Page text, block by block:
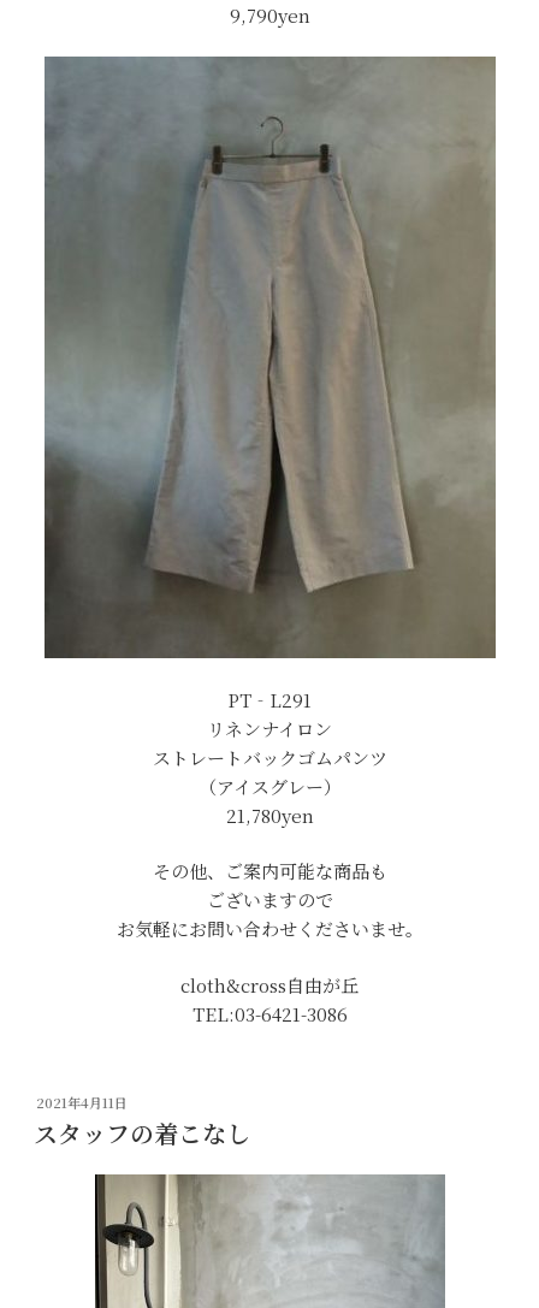
9,790yen
PT‐L291
リネンナイロン
ストレートバックゴムパンツ
（アイスグレー）
21,780yen
その他、ご案内可能な商品も
ございますので
お気軽にお問い合わせくださいませ。
cloth&cross自由が丘
TEL:03-6421-3086
投
稿
日:
2021年4月11日
スタッフの着こなし